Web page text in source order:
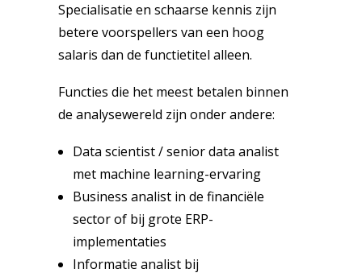
Specialisatie en schaarse kennis zijn
betere voorspellers van een hoog
salaris dan de functietitel alleen.
Functies die het meest betalen binnen
de analysewereld zijn onder andere:
Data scientist / senior data analist
met machine learning-ervaring
Business analist in de financiële
sector of bij grote ERP-
implementaties
Informatie analist bij